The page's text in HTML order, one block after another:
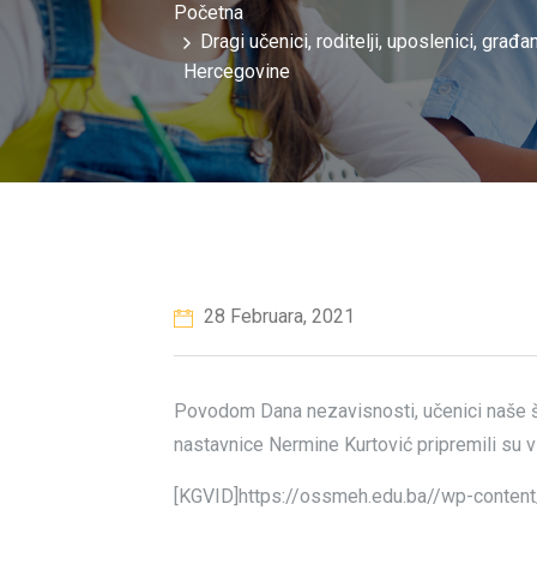
Početna
Dragi učenici, roditelji, uposlenici,
Hercegovine
28 Februara, 2021
Povodom Dana nezavisnosti, učenici
nastavnice Nermine Kurtović pripremili su
[KGVID]https://ossmeh.edu.ba//wp-